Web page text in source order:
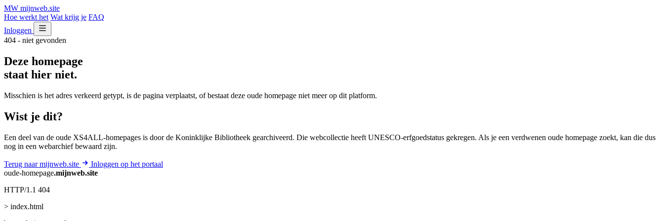
MW mijnweb.site
Hoe werkt het Wat krijg je FAQ
Inloggen
404 - niet gevonden
Deze homepage
staat hier niet.
Misschien is het adres verkeerd getypt, is de pagina verplaatst, of bestaat deze oude homepage niet meer op dit platform.
Wist je dit?
Een deel van de oude XS4ALL-homepages is door de Koninklijke Bibliotheek gearchiveerd. Die webcollectie heeft UNESCO-erfgoedstatus gekregen. Als je een verdwenen oude homepage zoekt, kan die dus
nog in een webarchief bewaard zijn.
Terug naar mijnweb.site
Inloggen op het portaal
oude-homepage.mijnweb.site
HTTP/1.1 404
> index.html